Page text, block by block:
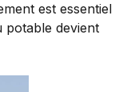
est essentiel
potable devient